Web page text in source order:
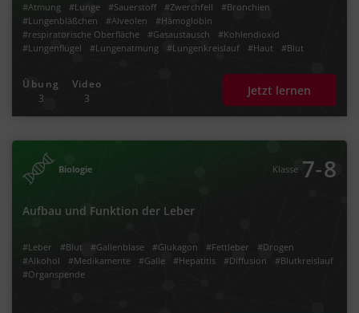
#Atmung #Lunge #Sauerstoff #Zwerchfell
#Bronchien
#Lungenbläßchen
#Alveolen
#Hämoglobin
#respiratorische Oberfläche
#Gasaustausch
#Kohlendioxid
#Lungenflügel
#Lungenatmung #Lungenkreislauf #Haut
#Blut
Übung
3
Video
3
Jetzt lernen
Biologie Klasse 7‐8
Aufbau und Funktion der Leber
#Leber #Blut #Gallenblase #Glukagon #Fettleber
#Drogen
#Alkohol
#Medikamente #Galle #Hepatitis #Diffusion
#Blutkreislauf
#Organspende